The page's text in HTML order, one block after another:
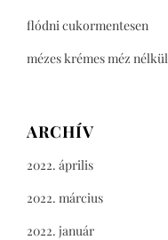
flódni cukormentesen
mézes krémes méz
ARCHÍV
2022. április
2022. március
2022. január